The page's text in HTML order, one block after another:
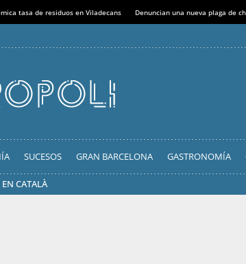
tasa de residuos en Viladecans Denuncian una nueva plaga de
SUCESOS GRAN BARCELONA GASTRONOMÍA
CATALÀ